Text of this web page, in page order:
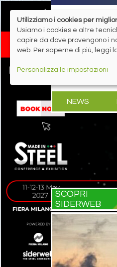
NEWS
SCOPRI
SIDERWEB
Utilizziamo i cookies per
Usiamo i cookies e altre
capire da dove provengono i
web. Per saperne di più, leggi
Personalizza le impostazioni